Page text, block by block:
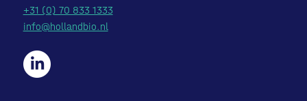
+31 (0) 70 833 1333
info@hollandbio.nl